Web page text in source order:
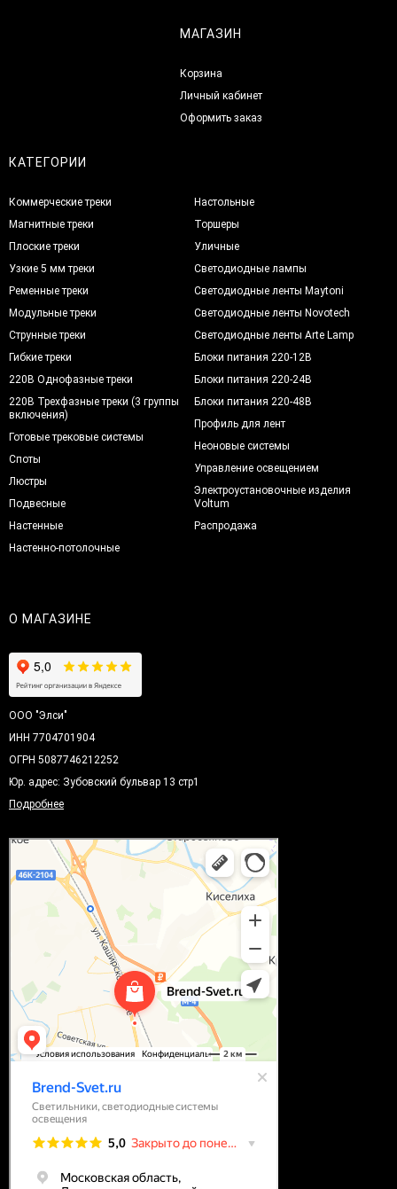
МАГАЗИН
Корзина
Личный кабинет
Оформить заказ
КАТЕГОРИИ
Коммерческие треки
Магнитные треки
Плоские треки
Узкие 5 мм треки
Ременные треки
Модульные треки
Струнные треки
Гибкие треки
220В Однофазные треки
220В Трехфазные треки (3 группы
включения)
Готовые трековые системы
Споты
Люстры
Подвесные
Настенные
Настенно-потолочные
Настольные
Торшеры
Уличные
Светодиодные лампы
Светодиодные ленты Maytoni
Светодиодные ленты Novotech
Светодиодные ленты Arte Lamp
Блоки питания 220-12В
Блоки питания 220-24В
Блоки питания 220-48В
Профиль для лент
Неоновые системы
Управление освещением
Электроустановочные изделия
Voltum
Распродажа
О МАГАЗИНЕ
ООО "Элси"
ИНН 7704701904
ОГРН 5087746212252
Юр. адрес: Зубовский бульвар 13 стр1
Подробнее